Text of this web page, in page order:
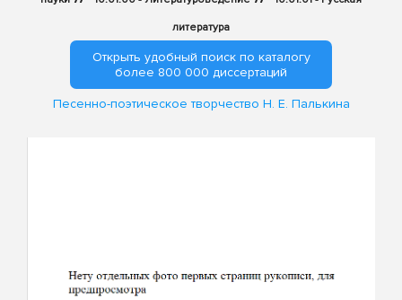
литература
Открыть удобный поиск по каталогу
более 800 000 диссертаций
Песенно-поэтическое творчество Н. Е. Палькина